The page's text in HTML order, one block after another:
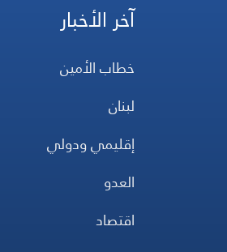
آخر الأخبار
خطاب الأمين
لبنان
إقليمي ودولي
العدو
اقتصاد